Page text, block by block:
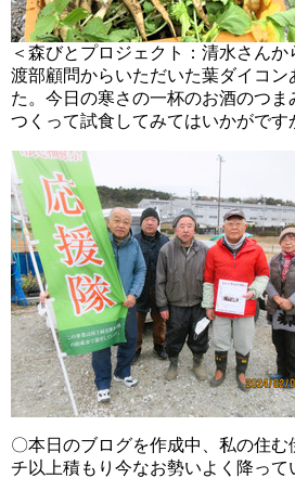
＜森びとプロジェクト：清水さんか
渡部顧問からいただいた葉ダイコン
た。今日の寒さの一杯のお酒のつ
つくって試食してみてはいかがです
〇本日のブログを作成中、私の住
チ以上積もり今なお勢いよく降って